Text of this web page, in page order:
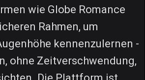
wie Globe Romance
Rahmen, um
kennenzulernen -
ohne Zeitverschwendung,